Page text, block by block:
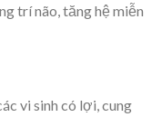
trí não, tăng hệ miễn
vi sinh có lợi, cung